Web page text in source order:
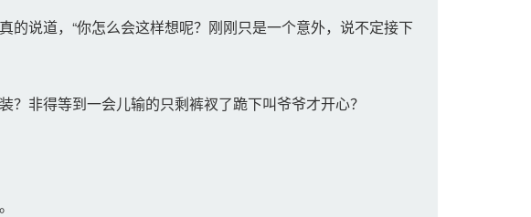
说道，“你怎么会这样想呢？刚刚只是一个意外，说不定接下
非得等到一会儿输的只剩裤衩了跪下叫爷爷才开心？